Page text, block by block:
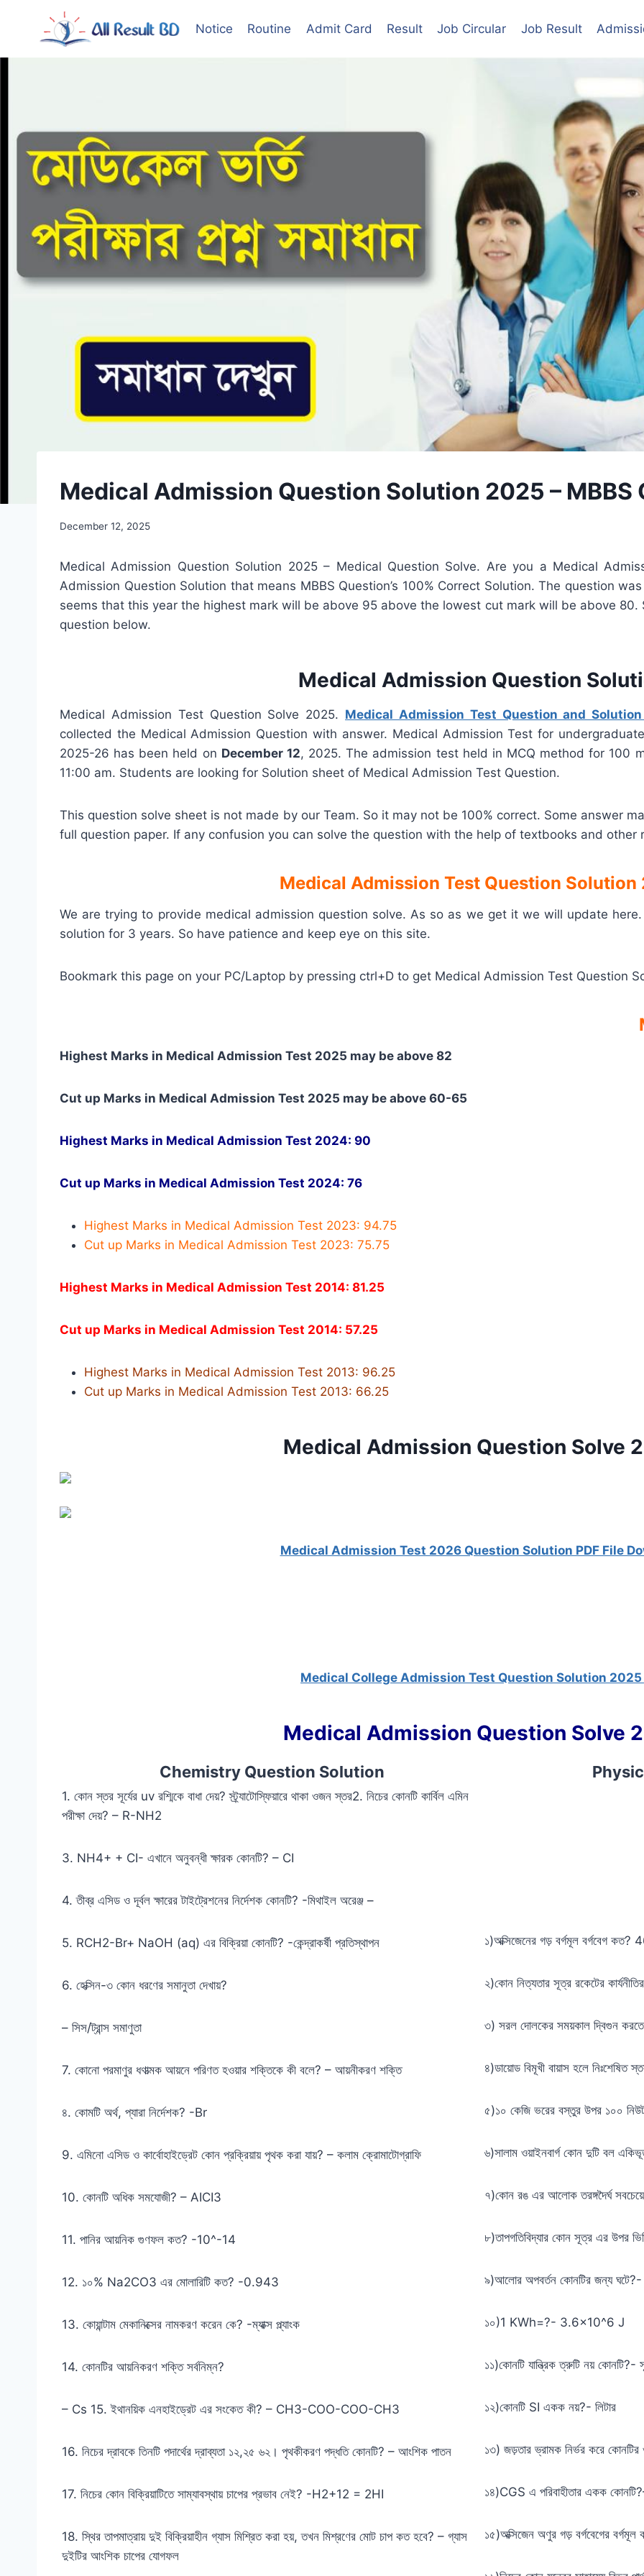
Notice Routine Admit Card Result Job Circular Job Result
Medical Admission Question Solution 2025 – MBBS
December 12, 2025
Medical Admission Question Solution 2025 – Medical Question Solve. Are you a Medical
Admission Question Solution that means MBBS Question’s 100% Correct Solution. The question
seems that this year the highest mark will be above 95 above the lowest cut mark will be above
question below.
Medical Admission Question
Medical Admission Test Question Solve 2025. Medical Admission Test Question and
collected the Medical Admission Question with answer. Medical Admission Test for
2025-26 has been held on December 12, 2025. The admission test held in MCQ method for 100
11:00 am. Students are looking for Solution sheet of Medical Admission Test Question.
This question solve sheet is not made by our Team. So it may not be 100% correct. Some answer
full question paper. If any confusion you can solve the question with the help of textbooks and other
Medical Admission Test Question Solution
We are trying to provide medical admission question solve. As so as we get it we will update
solution for 3 years. So have patience and keep eye on this site.
Bookmark this page on your PC/Laptop by pressing ctrl+D to get Medical Admission Test Question
Highest Marks in Medical Admission Test 2025 may be above 82
Cut up Marks in Medical Admission Test 2025 may be above 60-65
Highest Marks in Medical Admission Test 2024: 90
Cut up Marks in Medical Admission Test 2024: 76
Highest Marks in Medical Admission Test 2023: 94.75
Cut up Marks in Medical Admission Test 2023: 75.75
Highest Marks in Medical Admission Test 2014: 81.25
Cut up Marks in Medical Admission Test 2014: 57.25
Highest Marks in Medical Admission Test 2013: 96.25
Cut up Marks in Medical Admission Test 2013: 66.25
Medical Admission Question Solve
Medical Admission Test 2026 Question Solution PDF File
Medical College Admission Test Question Solution
Medical Admission Question Solve
Chemistry Question Solution
1. কোন স্তর সূর্যের uv রশ্মিকে বাধা দেয়? স্ট্র্যাটোস্ফিয়ারে থাকা ওজন স্তর2. নিচের কোনটি কার্বিল এমিন
পরীক্ষা দেয়? – R-NH2
3. NH4+ + CI- এখানে অনুবন্ধী ক্ষারক কোনটি? – CI
4. তীব্র এসিড ও দূর্বল ক্ষারের টাইট্রেশনের নির্দেশক কোনটি? -মিথাইল অরেঞ্জ –
5. RCH2-Br+ NaOH (aq) এর বিক্রিয়া কোনটি? -কেন্দ্রাকর্ষী প্রতিস্থাপন
6. হেক্সিন-৩ কোন ধরণের সমানুতা দেখায়?
– সিস/ট্রান্স সমাণুতা
7. কোনো পরমাণুর ধণাত্মক আয়নে পরিণত হওয়ার শক্তিকে কী বলে? – আয়নীকরণ শক্তি
৪. কোমটি অর্থ, প্যারা নির্দেশক? -Br
9. এমিনো এসিড ও কার্বোহাইড্রেট কোন প্রক্রিয়ায় পৃথক করা যায়? – কলাম ক্রোমাটোগ্রাফি
10. কোনটি অধিক সমযোজী? – AICI3
11. পানির আয়নিক গুণফল কত? -10^-14
12. ১০% Na2CO3 এর মোলারিটি কত? -0.943
13. কোয়ান্টাম মেকানিক্সের নামকরণ করেন কে? -ম্যাক্স প্ল্যাংক
14. কোনটির আয়নিকরণ শক্তি সর্বনিম্ন?
– Cs 15. ইথানয়িক এনহাইড্রেট এর সংকেত কী? – CH3-COO-COO-CH3
16. নিচের দ্রাবকে তিনটি পদার্থের দ্রাব্যতা ১২,২৫ ৬২। পৃথকীকরণ পদ্ধতি কোনটি? – আংশিক পাতন
17. নিচের কোন বিক্রিয়াটিতে সাম্যাবস্থায় চাপের প্রভাব নেই? -H2+12 = 2HI
18. স্থির তাপমাত্রায় দুই বিক্রিয়াহীন গ্যাস মিশ্রিত করা হয়, তখন মিশ্রণের মোট চাপ কত হবে? – গ্যাস
দুইটির আংশিক চাপের যোগফল
১)অক্সিজেনের গড় বর্গমূল বৰ্গবেগ
২)কোন নিত্যতার সূত্র রকেটের
৩) সরল দোলকের সময়কাল দ্বিগুন করতে
৪)ডায়োড বিমূখী বায়াস হলে নিঃশেষিত
৫)১০ কেজি ভরের বস্তুর উপর ১০০
৬)সালাম ওয়াইনবার্গ কোন দুটি বল
৭)কোন রঙ এর আলোক তরঙ্গদৈর্ঘ
৮)তাপগতিবিদ্যার কোন সূত্র এর উপর
৯)আলোর অপবর্তন কোনটির জন্য ঘটে?-
১০)1 KWh=?- 3.6×10^6 J
১১)কোনটি যান্ত্রিক ত্রুটি নয় কোনটি?-
১২)কোনটি SI একক নয়?- লিটার
১৩) জড়তার ভ্রামক নির্ভর করে
১৪)CGS এ পরিবাহীতার একক
১৫)অক্সিজেন অণুর গড় বর্গবেগের